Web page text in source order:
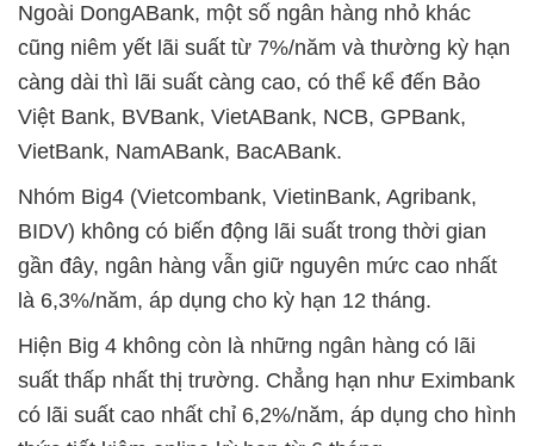
Ngoài DongABank, một số ngân hàng nhỏ khác
cũng niêm yết lãi suất từ 7%/năm và thường kỳ hạn
càng dài thì lãi suất càng cao, có thể kể đến Bảo
Việt Bank, BVBank, VietABank, NCB, GPBank,
VietBank, NamABank, BacABank.
Nhóm Big4 (Vietcombank, VietinBank, Agribank,
BIDV) không có biến động lãi suất trong thời gian
gần đây, ngân hàng vẫn giữ nguyên mức cao nhất
là 6,3%/năm, áp dụng cho kỳ hạn 12 tháng.
Hiện Big 4 không còn là những ngân hàng có lãi
suất thấp nhất thị trường. Chẳng hạn như Eximbank
có lãi suất cao nhất chỉ 6,2%/năm, áp dụng cho hình